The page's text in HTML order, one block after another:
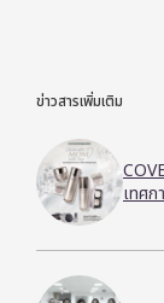
ข่าวสารเพิ่มเติม
เทศ